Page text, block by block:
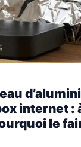
internet :
le